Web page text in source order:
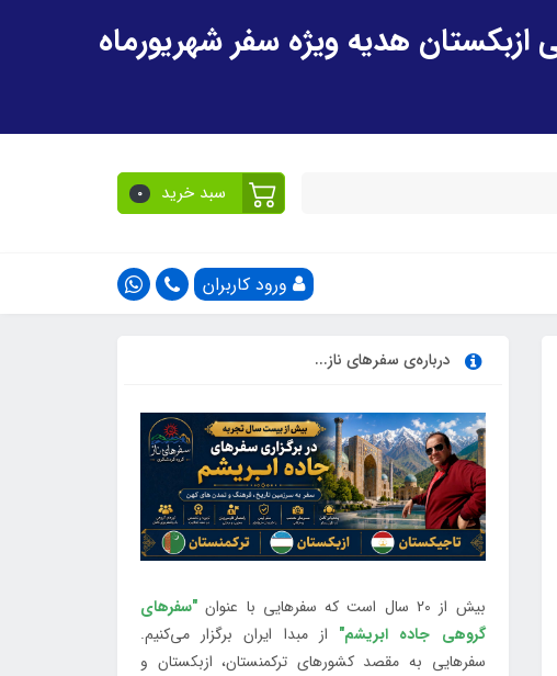
سبد خرید 0
ورود کاربران
درباره‌ی سفرهای ناز...
بیش از 20 سال است که سفرهایی با عنوان
"سفرهای
گروهی جاده ابریشم" از مبدا ایران برگزار می‌کنیم.
سفرهایی به مقصد کشورهای ترکمنستان، ازبکستان و